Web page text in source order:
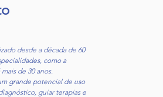
desde a década de 60
como a
de 30 anos.
grande potencial de uso
guiar terapias e